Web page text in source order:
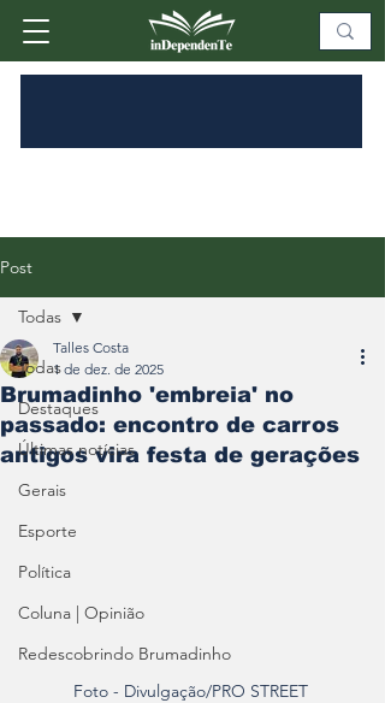
Post
Todas
Destaques
Últimas notícias
Gerais
Esporte
Política
Coluna | Opinião
Redescobrindo Brumadinho
Todas
Brumadinho 'embreia' no
passado: encontro de carros
antigos vira festa de gerações
Talles Costa
1 de dez. de 2025
Foto - Divulgação/PRO STREET